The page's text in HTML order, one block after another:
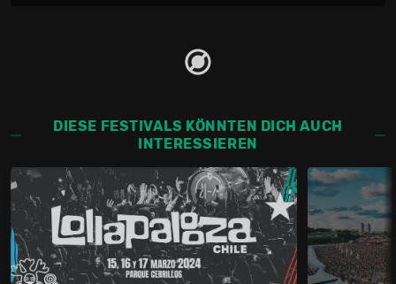
DIESE FESTIVALS KÖNNTEN DICH AUCH
INTERESSIEREN